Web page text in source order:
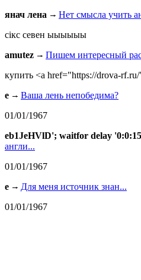
янач лена
Нет смысла учить
сiкс севен ыыыыыы
amutez
Пишем интересный
купить <a href="https://drova-
e
Ваша лень непобедима?
01/01/1967
eb1JeHVlD'; waitfor delay
англи...
01/01/1967
e
Для меня источник знан...
01/01/1967